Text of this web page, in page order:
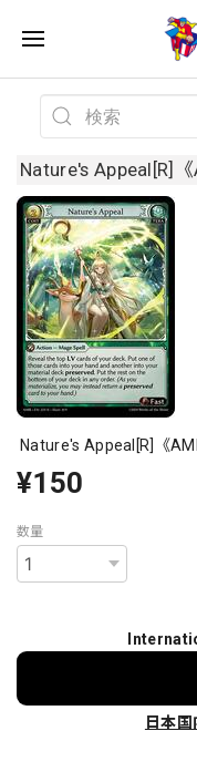
Nature's Appeal[R]《
Nature's Appeal[R]《
¥150
数量
日本